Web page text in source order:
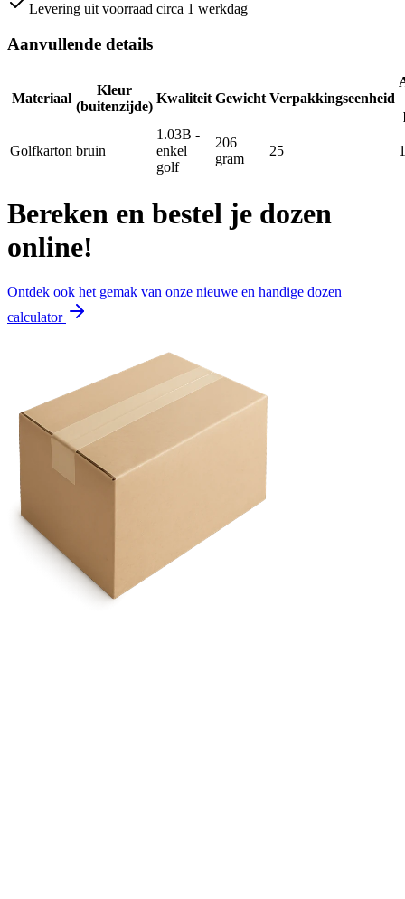
Levering uit voorraad circa 1 werkdag
Aanvullende details
Materiaal
Kleur
(buitenzijde)
Kwaliteit Gewicht Verpakkingseenheid
Golfkarton bruin
1.03B -
enkel
golf
206
gram
25
Bereken en bestel je dozen
online!
Ontdek ook het gemak van onze nieuwe en handige dozen
calculator